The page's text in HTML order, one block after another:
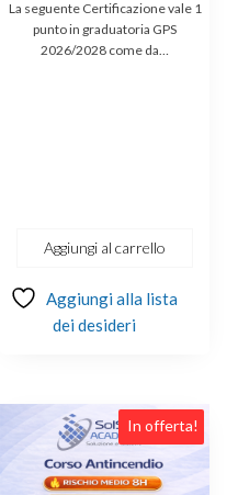
originale
era:
attuale
è:
La seguente Certificazione vale 1
punto in graduatoria GPS
2026/2028 come da…
Aggiungi al carrello
Aggiungi alla lista
dei desideri
In offerta!
prodotto